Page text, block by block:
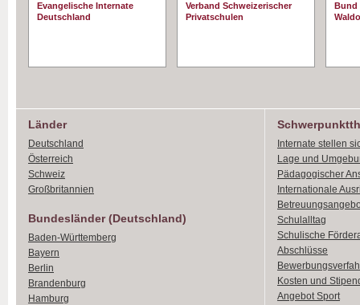
Evangelische Internate
Deutschland
Verband Schweizerischer
Privatschulen
Bund
Länder
Deutschland
Österreich
Schweiz
Großbritannien
Bundesländer (Deutschland)
Baden-Württemberg
Bayern
Berlin
Brandenburg
Hamburg
Internate stellen
Lage und
Pädagogischer
Internationale
Schulalltag
Schulische
Abschlüsse
Kosten und
Angebot Sport